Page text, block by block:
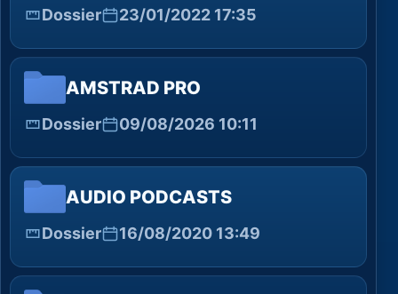
Dossier 23/01/2022 17:35
AMSTRAD PRO
Dossier 09/08/2026 10:11
AUDIO PODCASTS
Dossier 16/08/2020 13:49